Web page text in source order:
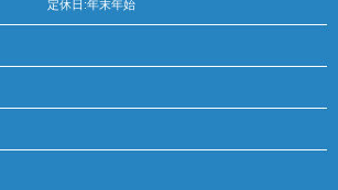
定休日:年末年始